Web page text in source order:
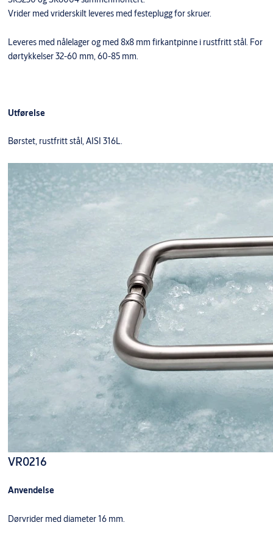
Vrider med vriderskilt leveres med festeplugg for skruer.
Leveres med nålelager og med 8x8 mm firkantpinne i rustfritt stål. For
dørtykkelser 32-60 mm, 60-85 mm.
Utførelse
Børstet, rustfritt stål, AISI 316L.
VR0216
Anvendelse
Dørvrider med diameter 16 mm.